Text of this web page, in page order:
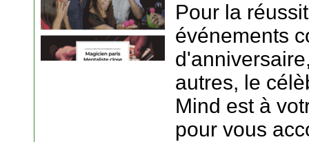
Pour la
événements
autres, le
Mind est à
pour vous